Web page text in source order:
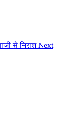
से निराशNext